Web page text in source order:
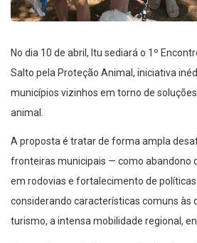
No dia 10 de abril, Itu sediará o 1º
Salto pela Proteção Animal, iniciativa
municípios vizinhos em torno de
animal.
A proposta é tratar de forma ampla
fronteiras municipais — como abandono
em rodovias e fortalecimento de
considerando características comuns às
turismo, a intensa mobilidade regional,